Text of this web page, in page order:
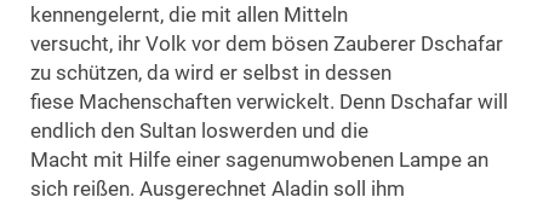
kennengelernt, die mit allen Mitteln
versucht, ihr Volk vor dem bösen Zauberer Dschafar
zu schützen, da wird er selbst in dessen
fiese Machenschaften verwickelt. Denn Dschafar will
endlich den Sultan loswerden und die
Macht mit Hilfe einer sagenumwobenen Lampe an
sich reißen. Ausgerechnet Aladin soll ihm